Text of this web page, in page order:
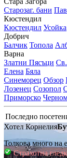
Старозаг. бани
Кюстендил
Кюстендил Усойка
Добрич
Балчик Топола
Варна
Златни Пясъци
Елена Бяла
Синеморец Обзор
Лозенец Созопол
Приморско
Последно
Хотел Корнелия
Толкова много на
Страхотна